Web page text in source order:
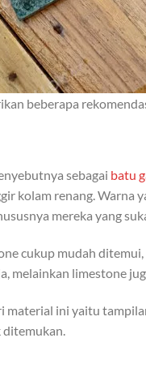
beberapa
sebagai batu
kolam renang.
mereka yang
cukup mudah
melainkan limestone
material ini yaitu
ditemukan.